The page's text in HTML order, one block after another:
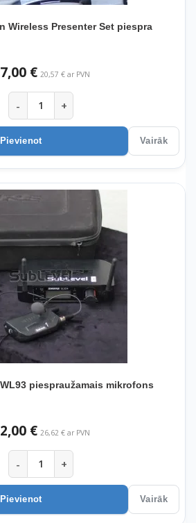
Wireless Presenter Set piespra
€ 20,57 € ar PVN
- +
Pievienot Vairāk
piespraužamais mikrofons
€ 26,62 € ar PVN
- +
Pievienot Vairāk